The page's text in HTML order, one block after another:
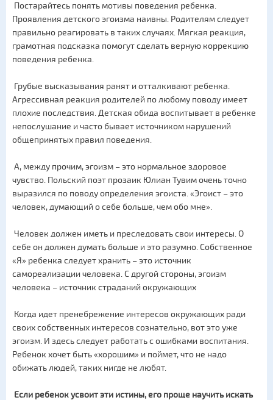
Постарайтесь понять мотивы поведения ребенка.
Проявления детского эгоизма наивны. Родителям следует
правильно реагировать в таких случаях. Мягкая реакция,
грамотная подсказка помогут сделать верную коррекцию
поведения ребенка.
Грубые высказывания ранят и отталкивают ребенка.
Агрессивная реакция родителей по любому поводу имеет
плохие последствия. Детская обида воспитывает в ребенке
непослушание и часто бывает источником нарушений
общепринятых правил поведения.
А, между прочим, эгоизм – это нормальное здоровое
чувство. Польский поэт прозаик Юлиан Тувим очень точно
выразился по поводу определения эгоиста. «Эгоист – это
человек, думающий о себе больше, чем обо мне».
Человек должен иметь и преследовать свои интересы. О
себе он должен думать больше и это разумно. Собственное
«Я» ребенка следует хранить – это источник
самореализации человека. С другой стороны, эгоизм
человека – источник страданий окружающих
Когда идет пренебрежение интересов окружающих ради
своих собственных интересов сознательно, вот это уже
эгоизм. И здесь следует работать с ошибками воспитания.
Ребенок хочет быть «хорошим» и поймет, что не надо
обижать людей, таких нигде не любят.
Если ребенок усвоит эти истины, его проще научить искать